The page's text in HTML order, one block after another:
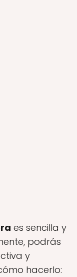
es sencilla y
podrás
y
hacerlo: